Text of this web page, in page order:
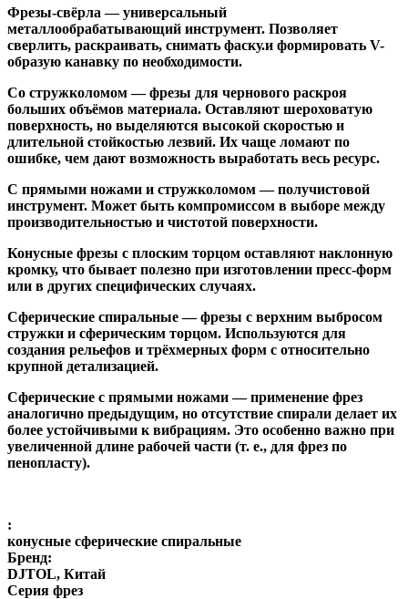
Фрезы-свёрла — универсальный
металлообрабатывающий инструмент. Позволяет
сверлить, раскраивать, снимать фаску.и формировать V-
образую канавку по необходимости.
Со стружколомом— фрезы для чернового раскроя
больших объёмов материала. Оставляют шероховатую
поверхность, но выделяются высокой скоростью и
длительной стойкостью лезвий. Их чаще ломают по
ошибке, чем дают возможность выработать весь ресурс.
С прямыми ножами и стружколомом— получистовой
инструмент. Может быть компромиссом в выборе между
производительностью и чистотой поверхности.
Конусные фрезы с плоским торцом оставляют наклонную
кромку, что бывает полезно при изготовлении пресс-форм
или в других специфических случаях.
Сферические спиральные— фрезы с верхним выбросом
стружки и сферическим торцом. Используются для
создания рельефов и трёхмерных форм с относительно
крупной детализацией.
Сферические с прямыми ножами— применение фрез
аналогично предыдущим, но отсутствие спирали делает их
более устойчивыми к вибрациям. Это особенно важно при
увеличенной длине рабочей части (т. е., для фрез по
пенопласту).
:
конусные сферические спиральные
Бренд:
DJTOL, Китай
Серия фрез